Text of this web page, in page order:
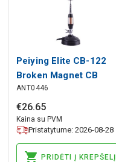
Peiying Elite CB-122
Broken Magnet CB
Antenna
ANT0446
€26.65
Kaina su PVM
Pristatytume: 2026-08-28
PRIDĖTI Į KREPŠELĮ